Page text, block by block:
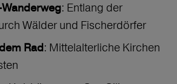
: Entlang der
Wälder und Fischerdörfer
Rad: Mittelalterliche Kirchen